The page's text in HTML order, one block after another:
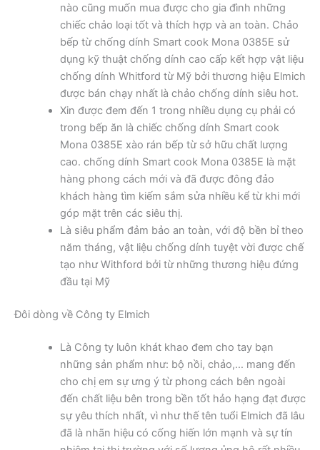
nào cũng muốn mua được cho gia đình những
chiếc chảo loại tốt và thích hợp và an toàn. Chảo
bếp từ chống dính Smart cook Mona 0385E sử
dụng kỹ thuật chống dính cao cấp kết hợp vật liệu
chống dính Whitford từ Mỹ bởi thương hiệu Elmich
được bán chạy nhất là chảo chống dính siêu hot.
Xin được đem đến 1 trong nhiều dụng cụ phải có
trong bếp ăn là chiếc chống dính Smart cook
Mona 0385E xào rán bếp từ sở hữu chất lượng
cao. chống dính Smart cook Mona 0385E là mặt
hàng phong cách mới và đã được đông đảo
khách hàng tìm kiếm sắm sửa nhiều kể từ khi mới
góp mặt trên các siêu thị.
Là siêu phẩm đảm bảo an toàn, với độ bền bỉ theo
năm tháng, vật liệu chống dính tuyệt vời được chế
tạo như Withford bởi từ những thương hiệu đứng
đầu tại Mỹ
Đôi dòng về Công ty Elmich
Là Công ty luôn khát khao đem cho tay bạn
những sản phẩm như: bộ nồi, chảo,… mang đến
cho chị em sự ưng ý từ phong cách bên ngoài
đến chất liệu bên trong bền tốt hảo hạng đạt được
sự yêu thích nhất, vì như thế tên tuổi Elmich đã lâu
đã là nhãn hiệu có cống hiến lớn mạnh và sự tín